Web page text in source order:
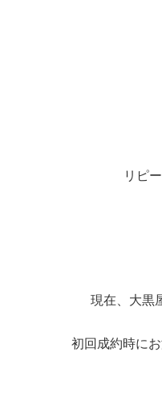
リピ
現在、大黒
初回成約時に